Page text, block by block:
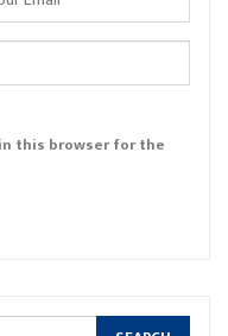
this browser for the